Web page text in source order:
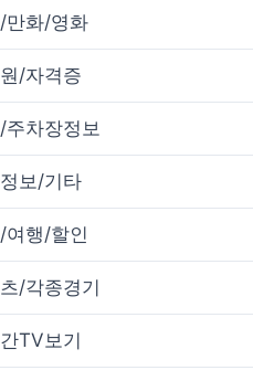
만화/영화
/자격증
주차장정보
보/기타
여행/할인
/각종경기
TV보기